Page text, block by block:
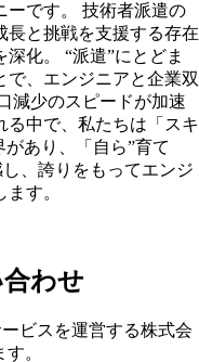
ーです。 技術者派遣の
長と挑戦を支援する存在
化。 “派遣”にとどま
で、エンジニアと企業双
減少のスピードが加速
る中で、私たちは「スキ
あり、「自ら”育て
、誇りをもってエンジ
す。
わせ
ビスを運営する株式会
。